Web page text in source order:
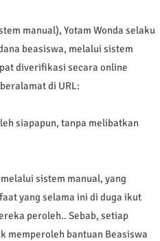
manual), Yotam Wonda selaku
beasiswa, melalui sistem
diverifikasi secara online
di URL:
siapapun, tanpa melibatkan
sistem manual, yang
yang selama ini di duga ikut
peroleh.. Sebab, setiap
memperoleh bantuan Beasiswa